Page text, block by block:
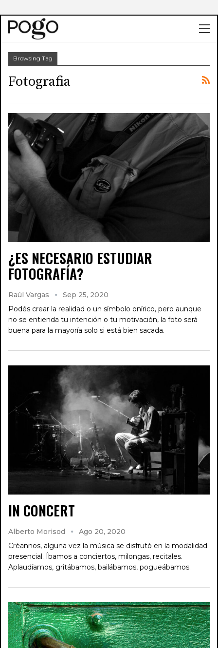
Browsing Tag
Fotografia
¿ES NECESARIO ESTUDIAR
FOTOGRAFÍA?
Raúl Vargas
Sep 25, 2020
Podés crear la realidad o un símbolo onírico, pero aunque
no se entienda tu intención o tu motivación, la foto será
buena para la mayoría solo si está bien sacada.
IN CONCERT
Alberto Morisod
Ago 20, 2020
Créannos, alguna vez la música se disfrutó en la modalidad
presencial. Íbamos a conciertos, milongas, recitales.
Aplaudíamos, gritábamos, bailábamos, pogueábamos.